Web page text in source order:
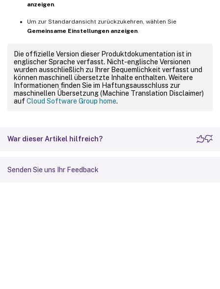
anzeigen
Um zur Standardansicht zurückzukehren, wählen Sie
Gemeinsame Einstellungen anzeigen
Die offizielle Version dieser Produktdokumentation ist in
englischer Sprache verfasst. Nicht-englische Versionen
wurden ausschließlich zu Ihrer Bequemlichkeit verfasst und
können maschinell übersetzte Inhalte enthalten. Weitere
Informationen finden Sie im Haftungsausschluss zur
maschinellen Übersetzung (Machine Translation Disclaimer)
auf Cloud Software Group home.
War dieser Artikel hilfreich?
Senden Sie uns Ihr Feedback